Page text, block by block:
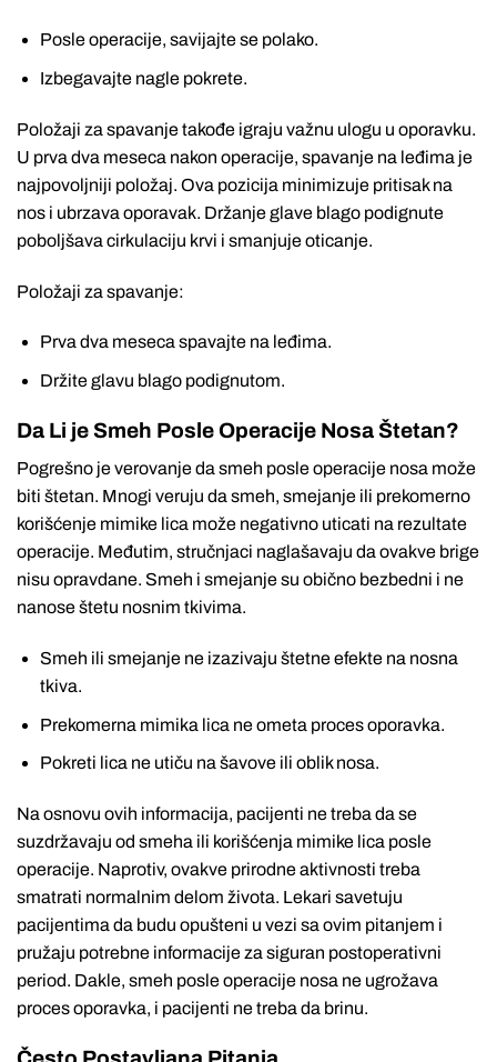
Posle operacije, savijajte se polako.
Izbegavajte nagle pokrete.
Položaji za spavanje takođe igraju važnu ulogu u oporavku.
U prva dva meseca nakon operacije, spavanje na leđima je
najpovoljniji položaj. Ova pozicija minimizuje pritisak na
nos i ubrzava oporavak. Držanje glave blago podignute
poboljšava cirkulaciju krvi i smanjuje oticanje.
Položaji za spavanje:
Prva dva meseca spavajte na leđima.
Držite glavu blago podignutom.
Da Li je Smeh Posle Operacije Nosa Štetan?
Pogrešno je verovanje da smeh posle operacije nosa može
biti štetan. Mnogi veruju da smeh, smejanje ili prekomerno
korišćenje mimike lica može negativno uticati na rezultate
operacije. Međutim, stručnjaci naglašavaju da ovakve brige
nisu opravdane. Smeh i smejanje su obično bezbedni i ne
nanose štetu nosnim tkivima.
Smeh ili smejanje ne izazivaju štetne efekte na nosna
tkiva.
Prekomerna mimika lica ne ometa proces oporavka.
Pokreti lica ne utiču na šavove ili oblik nosa.
Na osnovu ovih informacija, pacijenti ne treba da se
suzdržavaju od smeha ili korišćenja mimike lica posle
operacije. Naprotiv, ovakve prirodne aktivnosti treba
smatrati normalnim delom života. Lekari savetuju
pacijentima da budu opušteni u vezi sa ovim pitanjem i
pružaju potrebne informacije za siguran postoperativni
period. Dakle, smeh posle operacije nosa ne ugrožava
proces oporavka, i pacijenti ne treba da brinu.